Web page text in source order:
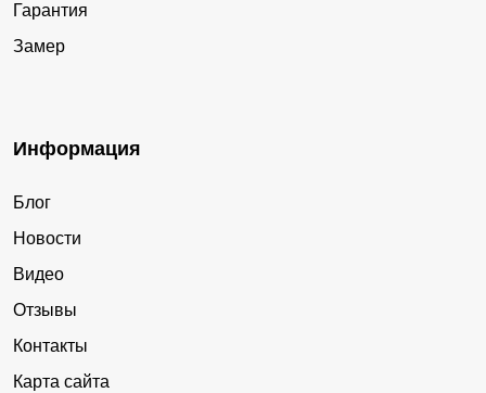
Гарантия
Замер
Информация
Блог
Новости
Видео
Отзывы
Контакты
Карта сайта